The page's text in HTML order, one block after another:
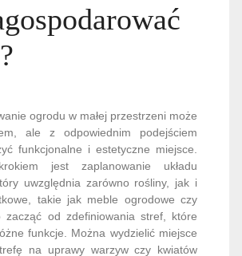
ogrodu w małej przestrzeni może
ale z odpowiednim podejściem
funkcjonalne i estetyczne miejsce.
jest zaplanowanie układu
uwzględnia zarówno rośliny, jak i
takie jak meble ogrodowe czy
zacząć od zdefiniowania stref, które
funkcje. Można wydzielić miejsce
na uprawy warzyw czy kwiatów